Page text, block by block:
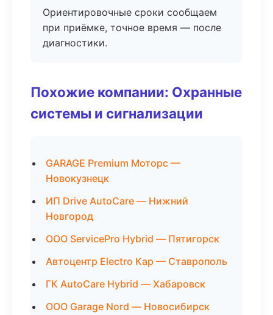
Ориентировочные сроки сообщаем
при приёмке, точное время — после
диагностики.
Похожие компании: Охранные
системы и сигнализации
GARAGE Premium Моторс —
Новокузнецк
ИП Drive AutoCare — Нижний
Новгород
ООО ServicePro Hybrid — Пятигорск
Автоцентр Electro Кар — Ставрополь
ГК AutoCare Hybrid — Хабаровск
ООО Garage Nord — Новосибирск